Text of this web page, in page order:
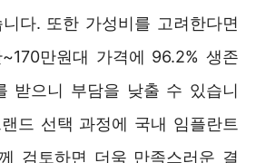
다. 또한 가성비를 고려한다면
만원대 가격에 96.2% 생존
받으니 부담을 낮출 수 있습니
드 선택 과정에 국내 임플란트
검토하면 더욱 만족스러운 결